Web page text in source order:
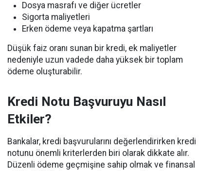
Dosya masrafı ve diğer ücretler
Sigorta maliyetleri
Erken ödeme veya kapatma şartları
Düşük faiz oranı sunan bir kredi, ek maliyetler
nedeniyle uzun vadede daha yüksek bir toplam
ödeme oluşturabilir.
Kredi Notu Başvuruyu Nasıl
Etkiler?
Bankalar, kredi başvurularını değerlendirirken kredi
notunu önemli kriterlerden biri olarak dikkate alır.
Düzenli ödeme geçmişine sahip olmak ve finansal